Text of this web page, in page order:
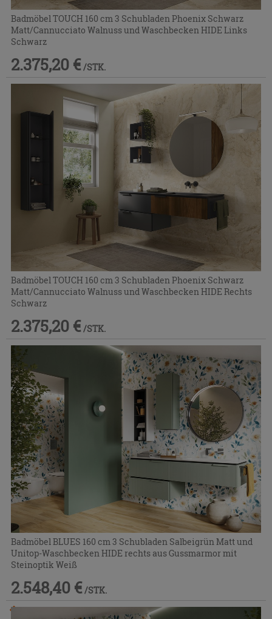
Badmöbel TOUCH 160 cm 3 Schubladen Phoenix Schwarz
Matt/Cannucciato Walnuss und Waschbecken HIDE Links
Schwarz
2.375,20 € /STK.
Badmöbel TOUCH 160 cm 3 Schubladen Phoenix Schwarz
Matt/Cannucciato Walnuss und Waschbecken HIDE Rechts
Schwarz
2.375,20 € /STK.
Badmöbel BLUES 160 cm 3 Schubladen Salbeigrün Matt und
Unitop-Waschbecken HIDE rechts aus Gussmarmor mit
Steinoptik Weiß
2.548,40 € /STK.
Im Geschäft oder über den Kundenservice bestellbar